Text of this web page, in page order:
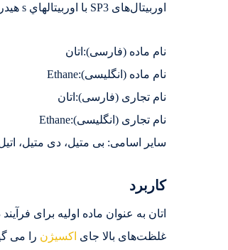
اوربيتال‌های SP3 با اوربيتالهاي s هيدروژن نتيجه مي‌شوند. پيوند كربن – كربن از همپوشاني دو اوربيتال SP3 حاصل مي‌گردد.
نام ماده (فارسی):اتان
نام ماده (انگلیسی):Ethane
نام تجاری (فارسی):اتان
نام تجاری (انگلیسی):Ethane
سایر اسامی: بی متیل، دی متیل،
کاربرد
اتان به عنوان ماده اولیه برای
غلظت‌های بالا جای اکسیژن